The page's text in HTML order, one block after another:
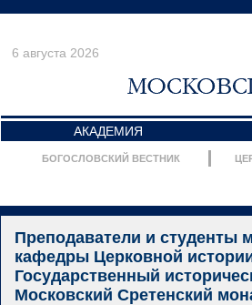
6 августа 2026
АКАДЕМИЯ
БОГОСЛОВСКИЙ ВЕСТНИК
Преподаватели и студенты
кафедры Церковной
Государственный
Московский Сретенский